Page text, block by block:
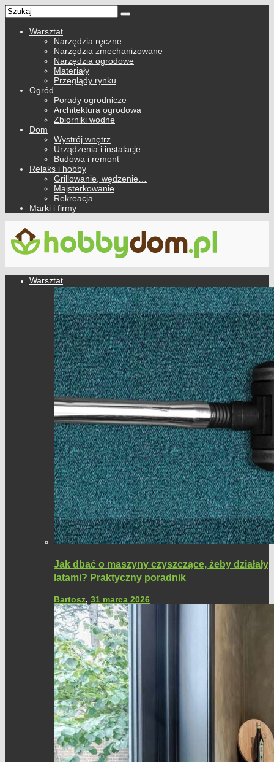
Warsztat
Narzędzia ręczne
Narzędzia zmechanizowane
Narzędzia ogrodowe
Materiały
Przeglądy rynku
Ogród
Porady ogrodnicze
Architektura ogrodowa
Zbiorniki wodne
Dom
Wystrój wnętrz
Urządzenia i instalacje
Budowa i remont
Relaks i hobby
Grillowanie, wędzenie…
Majsterkowanie
Rekreacja
Marki i firmy
Warsztat
Jak dbać o maszyny czyszczące, żeby działały
latami? Praktyczny poradnik
Bartosz, 31 marca 2026